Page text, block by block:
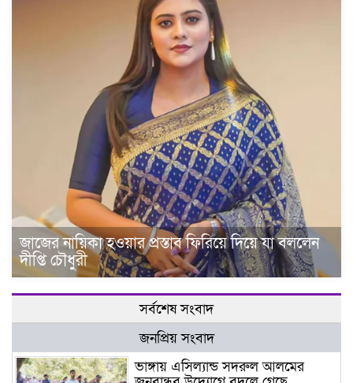
জাজের নায়িকা হওয়ার প্রস্তাব ফিরিয়ে দিয়ে যা বললেন
দীপ্তি চৌধুরী
সর্বশেষ সংবাদ
জনপ্রিয় সংবাদ
ভাঙ্গায় এসিল্যান্ড সদরুল আলমের